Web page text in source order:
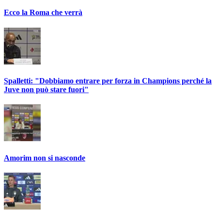
Ecco la Roma che verrà
Spalletti: "Dobbiamo entrare per forza in Champions perché la
Juve non può stare fuori"
Amorim non si nasconde